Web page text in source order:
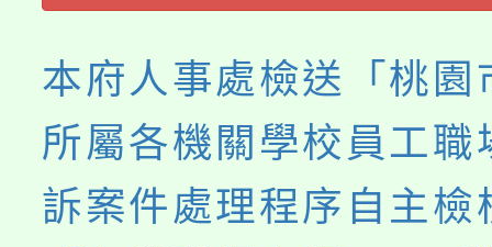
本府人事處檢送「桃園
所屬各機關學校員工職
訴案件處理程序自主檢